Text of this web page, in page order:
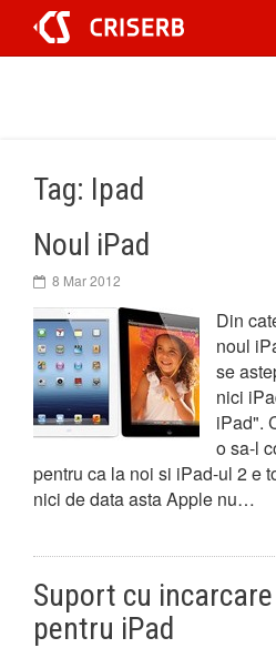
conținut
Tag: Ipad
Noul iPad
8 Mar 2012
Din
noul
se
nici
iPad".
o sa-l
pentru ca la noi si iPad-ul 2 e
nici de data asta Apple nu…
Suport cu
pentru iPad